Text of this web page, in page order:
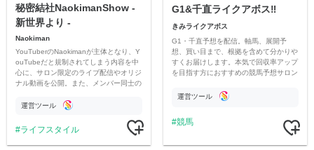
秘密結社NaokimanShow -
新世界より -
Naokiman
YouTuberのNaokimanが主体となり、Y
ouTubeだと規制されてしまう内容を中
心に、サロン限定のライブ配信やオリジ
ナル動画を公開。また、メンバー同士の
ただいています。
運営ツール
ライフスタイル
G1&千直ライクアボス‼️
きみライクアボス
G1・千直予想を配信。軸馬、展開予
想、買い目まで、根拠を含めて分かりや
すくお届けします。本気で回収率アップ
を目指す方におすすめの競馬予想サロン
運営ツール
競馬